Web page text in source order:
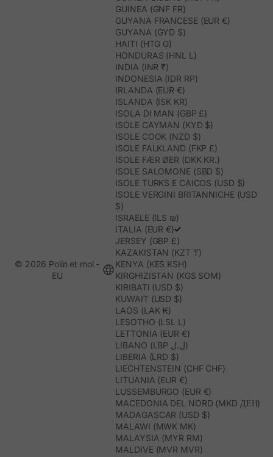
GUINEA (GNF FR)
GUYANA FRANCESE (EUR €)
GUYANA (GYD $)
HAITI (HTG G)
HONDURAS (HNL L)
INDIA (INR ₹)
INDONESIA (IDR RP)
IRLANDA (EUR €)
ISLANDA (ISK KR)
ISOLA DI MAN (GBP £)
ISOLE CAYMAN (KYD $)
ISOLE COOK (NZD $)
ISOLE FALKLAND (FKP £)
ISOLE FÆR ØER (DKK KR.)
ISOLE SALOMONE (SBD $)
ISOLE TURKS E CAICOS (USD $)
ISOLE VERGINI BRITANNICHE (USD
$)
ISRAELE (ILS ₪)
ITALIA (EUR €)
JERSEY (GBP £)
KAZAKISTAN (KZT ₸)
KENYA (KES KSH)
KIRGHIZISTAN (KGS SOM)
KIRIBATI (USD $)
KUWAIT (USD $)
LAOS (LAK ₭)
LESOTHO (LSL L)
LETTONIA (EUR €)
LIBANO (LBP ل.ل)
LIBERIA (LRD $)
LIECHTENSTEIN (CHF CHF)
LITUANIA (EUR €)
LUSSEMBURGO (EUR €)
MACEDONIA DEL NORD (MKD ДЕН)
MADAGASCAR (USD $)
MALAWI (MWK MK)
MALAYSIA (MYR RM)
MALDIVE (MVR MVR)
© 2026 Polín et moi -
EU